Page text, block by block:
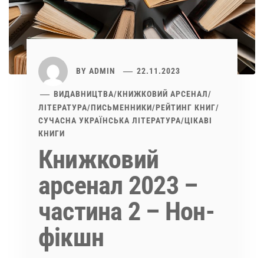
BY ADMIN 22.11.2023
ВИДАВНИЦТВА/КНИЖКОВИЙ АРСЕНАЛ/
ЛІТЕРАТУРА/ПИСЬМЕННИКИ/РЕЙТИНГ КНИГ/
СУЧАСНА УКРАЇНСЬКА ЛІТЕРАТУРА/ЦІКАВІ
КНИГИ
Книжковий
арсенал 2023 –
частина 2 – Нон-
фікшн